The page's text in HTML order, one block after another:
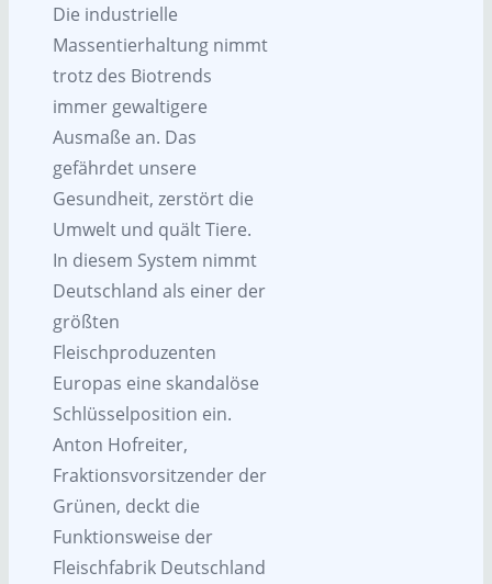
Die industrielle
Massentierhaltung nimmt
trotz des Biotrends
immer gewaltigere
Ausmaße an. Das
gefährdet unsere
Gesundheit, zerstört die
Umwelt und quält Tiere.
In diesem System nimmt
Deutschland als einer der
größten
Fleischproduzenten
Europas eine skandalöse
Schlüsselposition ein.
Anton Hofreiter,
Fraktionsvorsitzender der
Grünen, deckt die
Funktionsweise der
Fleischfabrik Deutschland